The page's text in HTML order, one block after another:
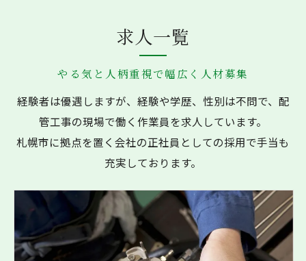
やる気と人柄重視で幅広く人材募集
求人一覧
経験者は優遇しますが、経験や学歴、性別は不問で、配
管工事の現場で働く作業員を求人しています。
札幌市に拠点を置く会社の正社員としての採用で手当も
充実しております。